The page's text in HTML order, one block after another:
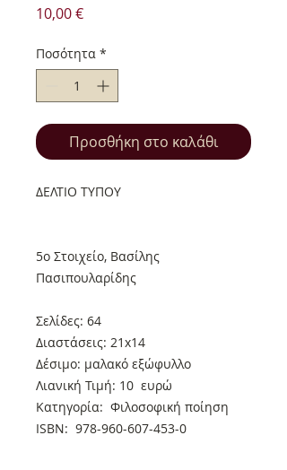
10,00 €Τιμή
Ποσότητα *
Προσθήκη στο καλάθι
ΔΕΛΤΙΟ ΤΥΠΟΥ
5o Στοιχείο, Βασίλης
Πασιπουλαρίδης
Σελίδες: 64
Διαστάσεις: 21x14
Δέσιμο: μαλακό εξώφυλλο
Λιανική Τιμή: 10 ευρώ
Κατηγορία: Φιλοσοφική ποίηση
ISBN: 978-960-607-453-0